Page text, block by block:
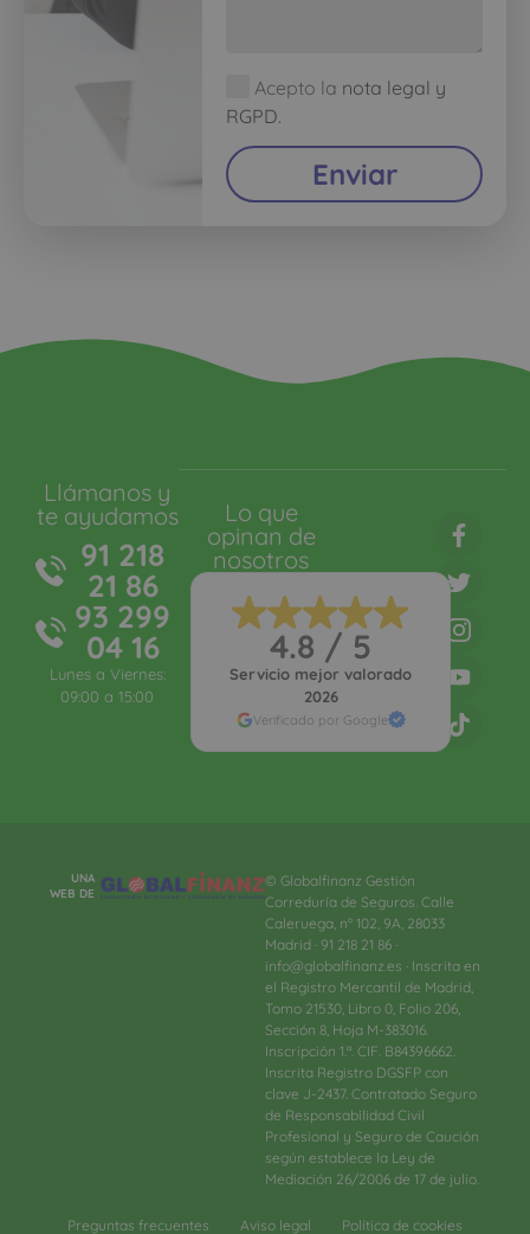
Acepto la nota legal y
RGPD.
Enviar
Lo que
opinan de
nosotros
4.8 / 5
Servicio mejor valorado
2026
Verificado por Google
Llámanos y
te ayudamos
91 218
21 86
93 299
04 16
Lunes a Viernes:
09:00 a 15:00
UNA
WEB DE
© Globalfinanz Gestión
Correduría de Seguros. Calle
Caleruega, nº 102, 9A, 28033
Madrid · 91 218 21 86 ·
info@globalfinanz.es · Inscrita en
el Registro Mercantil de Madrid,
Tomo 21530, Libro 0, Folio 206,
Sección 8, Hoja M-383016.
Inscripción 1.ª. CIF. B84396662.
Inscrita Registro DGSFP con
clave J-2437. Contratado Seguro
de Responsabilidad Civil
Profesional y Seguro de Caución
según establece la Ley de
Mediación 26/2006 de 17 de julio.
Preguntas frecuentes Aviso legal Política de cookies